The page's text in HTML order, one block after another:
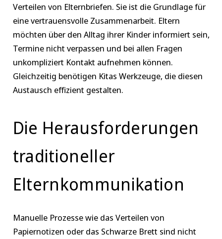
Verteilen von Elternbriefen. Sie ist die Grundlage für
eine vertrauensvolle Zusammenarbeit. Eltern
möchten über den Alltag ihrer Kinder informiert sein,
Termine nicht verpassen und bei allen Fragen
unkompliziert Kontakt aufnehmen können.
Gleichzeitig benötigen Kitas Werkzeuge, die diesen
Austausch effizient gestalten.
Die Herausforderungen
traditioneller
Elternkommunikation
Manuelle Prozesse wie das Verteilen von
Papiernotizen oder das Schwarze Brett sind nicht